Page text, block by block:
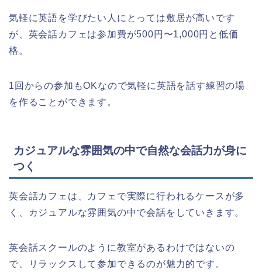
気軽に英語を学びたい人にとっては敷居が高いです
が、英会話カフェは参加費が500円〜1,000円と低価
格。
1回からの参加もOKなので気軽に英語を話す練習の場
を作ることができます。
カジュアルな雰囲気の中で自然な会話力が身に
つく
英会話カフェは、カフェで実際に行われるケースが多
く、カジュアルな雰囲気の中で会話をしていきます。
英会話スクールのように教室があるわけではないの
で、リラックスして参加できるのが魅力的です。